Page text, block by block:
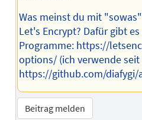
Was meinst du mit
Let's Encrypt? Dafür gibt
Programme: https://
options/ (ich verwende seit
https://github.com/diafygi/
Beitrag melden